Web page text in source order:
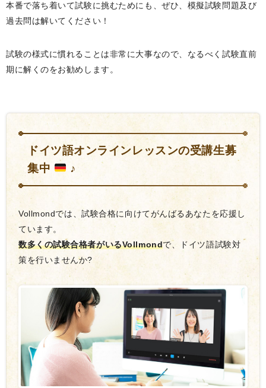
本番で落ち着いて試験に挑むためにも、ぜひ、模擬試験問題及び
過去問は解いてください！
試験の様式に慣れることは非常に大事なので、なるべく試験直前
期に解くのをお勧めします。
ドイツ語オンラインレッスンの受講生募
集中
♪
Vollmondでは、試験合格に向けてがんばるあなたを応援し
ています。
数多くの試験合格者がいるVollmondで、ドイツ語試験対
策を行いませんか?